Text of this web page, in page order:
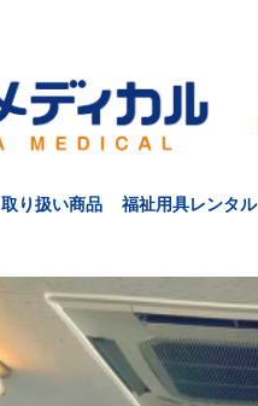
取り扱い商品 福祉用具レンタル